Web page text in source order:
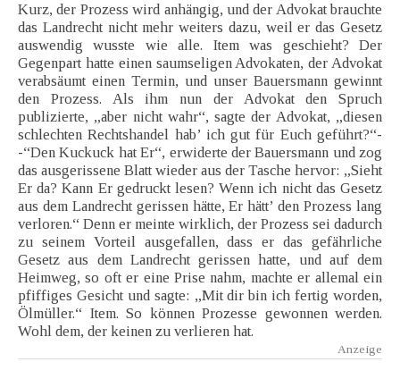
Kurz, der Prozess wird anhängig, und der Advokat brauchte
das Landrecht nicht mehr weiters dazu, weil er das Gesetz
auswendig wusste wie alle. Item was geschieht? Der
Gegenpart hatte einen saumseligen Advokaten, der Advokat
verabsäumt einen Termin, und unser Bauersmann gewinnt
den Prozess. Als ihm nun der Advokat den Spruch
publizierte, „aber nicht wahr“, sagte der Advokat, „diesen
schlechten Rechtshandel hab’ ich gut für Euch geführt?“-
-“Den Kuckuck hat Er“, erwiderte der Bauersmann und zog
das ausgerissene Blatt wieder aus der Tasche hervor: „Sieht
Er da? Kann Er gedruckt lesen? Wenn ich nicht das Gesetz
aus dem Landrecht gerissen hätte, Er hätt’ den Prozess lang
verloren.“ Denn er meinte wirklich, der Prozess sei dadurch
zu seinem Vorteil ausgefallen, dass er das gefährliche
Gesetz aus dem Landrecht gerissen hatte, und auf dem
Heimweg, so oft er eine Prise nahm, machte er allemal ein
pfiffiges Gesicht und sagte: „Mit dir bin ich fertig worden,
Ölmüller.“ Item. So können Prozesse gewonnen werden.
Wohl dem, der keinen zu verlieren hat.